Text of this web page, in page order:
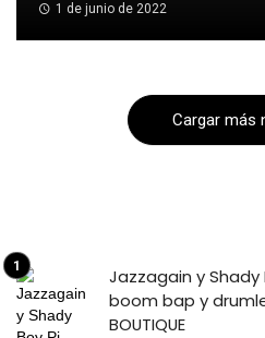
1 de junio de 2022
Cargar más
Jazzagain y
boom bap y
BOUTIQUE